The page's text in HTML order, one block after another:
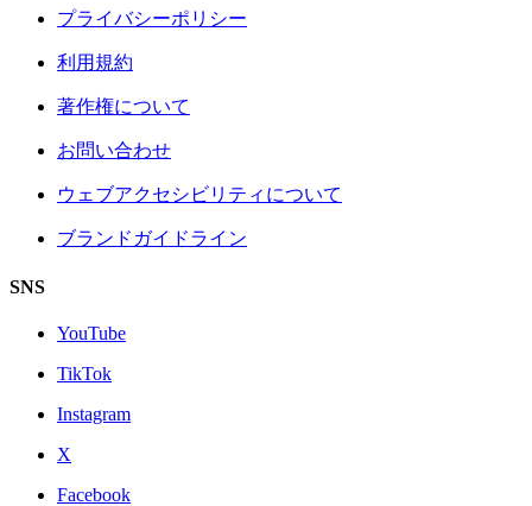
プライバシーポリシー
利用規約
著作権について
お問い合わせ
ウェブアクセシビリティについて
ブランドガイドライン
SNS
YouTube
TikTok
Instagram
X
Facebook